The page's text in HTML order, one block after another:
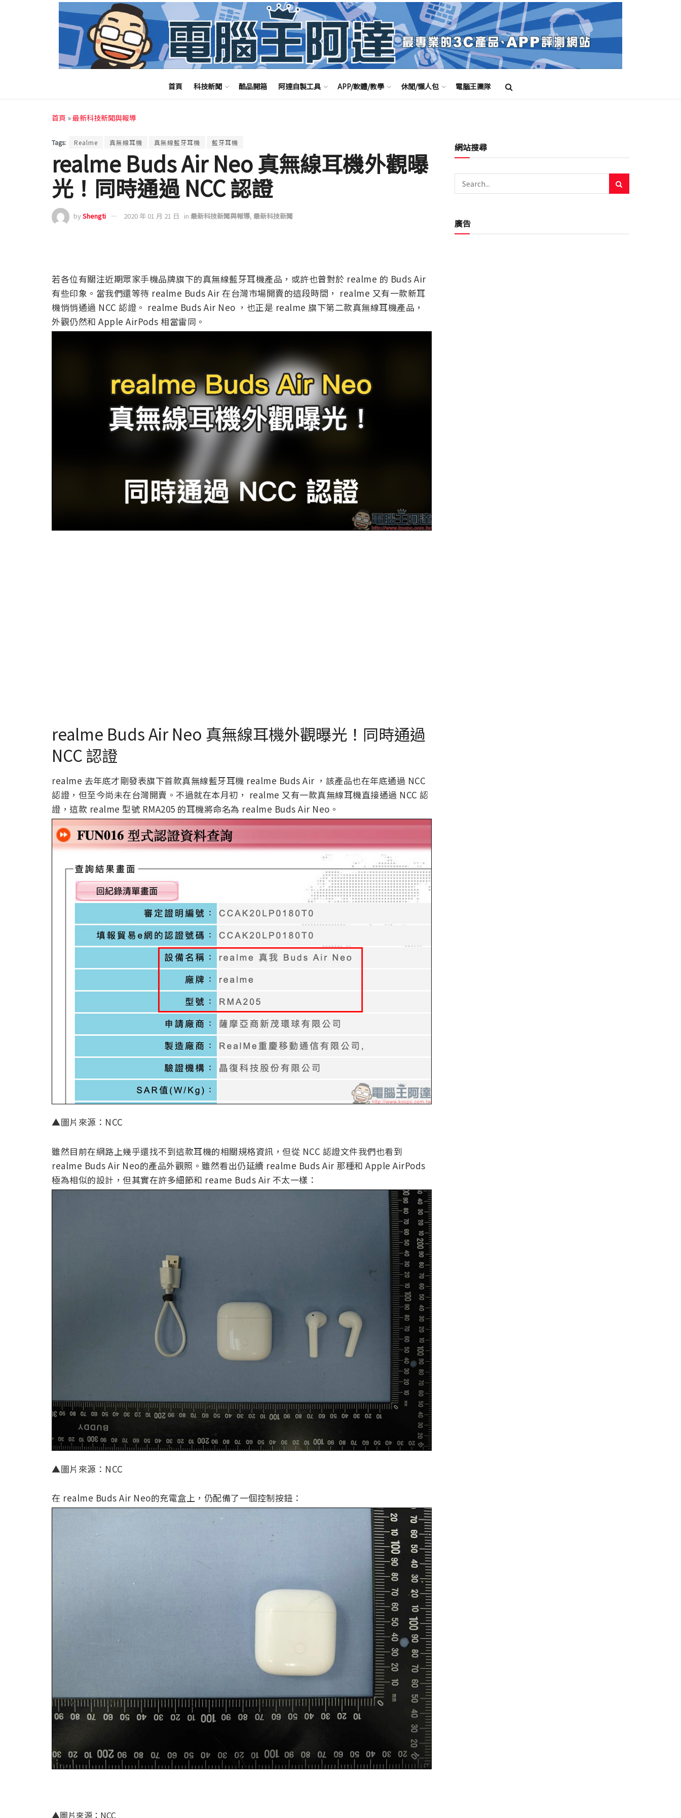
首頁 科技新聞 酷品開箱 阿達自製工具 APP/軟體/教學 休閒/懶人包 電腦王團隊
首頁 »最新科技新聞與報導
Tags: Realme 真無線耳機 真無線藍牙耳機 藍牙耳機
realme Buds Air Neo 真無線耳機外觀曝
光！同時通過 NCC 認證
byShengti 2020 年 01 月 21 日 in 最新科技新聞與報導, 最新科技新聞
若各位有關注近期眾家手機品牌旗下的真無線藍牙耳機產品，或許也曾對於 realme 的 Buds Air
有些印象。當我們還等待 realme Buds Air 在台灣市場開賣的這段時間， realme 又有一款新耳
機悄悄通過 NCC 認證。 realme Buds Air Neo ，也正是 realme 旗下第二款真無線耳機產品，
外觀仍然和 Apple AirPods 相當雷同。
realme Buds Air Neo 真無線耳機外觀曝光！同時通過
NCC 認證
realme 去年底才剛發表旗下首款真無線藍牙耳機 realme Buds Air ，該產品也在年底通過 NCC
認證，但至今尚未在台灣開賣。不過就在本月初， realme 又有一款真無線耳機直接通過 NCC 認
證，這款 realme 型號 RMA205 的耳機將命名為 realme Buds Air Neo。
▲圖片來源：NCC
雖然目前在網路上幾乎還找不到這款耳機的相關規格資訊，但從 NCC 認證文件我們也看到
realme Buds Air Neo的產品外觀照。雖然看出仍延續 realme Buds Air 那種和 Apple AirPods
極為相似的設計，但其實在許多細節和 reame Buds Air 不太一樣：
▲圖片來源：NCC
在 realme Buds Air Neo的充電盒上，仍配備了一個控制按鈕：
▲圖片來源：NCC
網站搜尋
廣告